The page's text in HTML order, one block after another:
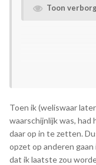
Toon
Toen ik (weliswaar
waarschijnlijk was, had
daar op in te zetten.
opzet op anderen
dat ik laatste zou